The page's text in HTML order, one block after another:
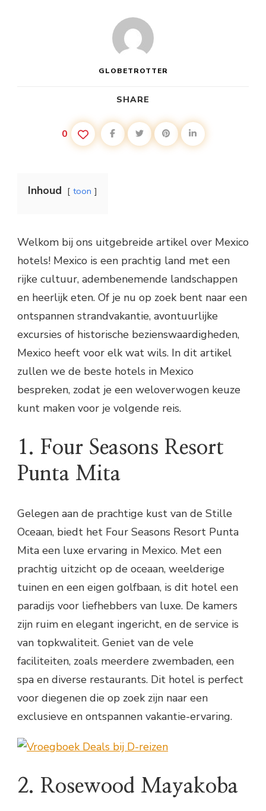
GLOBETROTTER
SHARE
0
Inhoud toon
Welkom bij ons uitgebreide artikel over Mexico
hotels! Mexico is een prachtig land met een
rijke cultuur, adembenemende landschappen
en heerlijk eten. Of je nu op zoek bent naar een
ontspannen strandvakantie, avontuurlijke
excursies of historische bezienswaardigheden,
Mexico heeft voor elk wat wils. In dit artikel
zullen we de beste hotels in Mexico
bespreken, zodat je een weloverwogen keuze
kunt maken voor je volgende reis.
1. Four Seasons Resort
Punta Mita
Gelegen aan de prachtige kust van de Stille
Oceaan, biedt het Four Seasons Resort Punta
Mita een luxe ervaring in Mexico. Met een
prachtig uitzicht op de oceaan, weelderige
tuinen en een eigen golfbaan, is dit hotel een
paradijs voor liefhebbers van luxe. De kamers
zijn ruim en elegant ingericht, en de service is
van topkwaliteit. Geniet van de vele
faciliteiten, zoals meerdere zwembaden, een
spa en diverse restaurants. Dit hotel is perfect
voor diegenen die op zoek zijn naar een
exclusieve en ontspannen vakantie-ervaring.
2. Rosewood Mayakoba